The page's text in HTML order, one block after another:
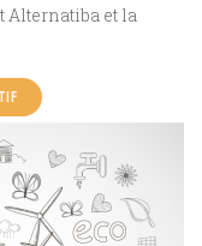
et la